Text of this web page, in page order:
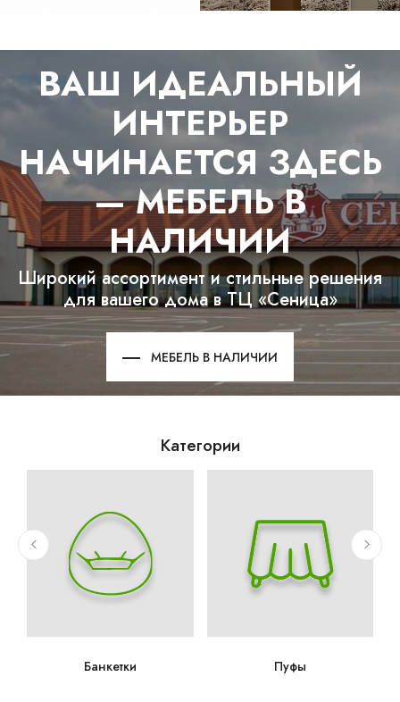
Брест Гродно
Могилев
ВАШ ИДЕАЛЬНЫЙ
ИНТЕРЬЕР
НАЧИНАЕТСЯ ЗДЕСЬ
— МЕБЕЛЬ В
НАЛИЧИИ
Широкий ассортимент и стильные решения
для вашего дома в ТЦ «Сеница»
МЕБЕЛЬ В НАЛИЧИИ
Категории
Банкетки Пуфы